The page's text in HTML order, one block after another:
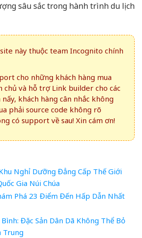
sâu sắc trong hành trình du lịch
này thuộc team Incognito chính
cho những khách hàng mua
chủ và hỗ trợ Link builder cho các
nấy, khách hàng cân nhắc không
phải source code không rõ
có support về sau! Xin cám ơn!
Nghỉ Dưỡng Đẳng Cấp Thế Giới
Gia Núi Chúa
Phá 23 Điểm Đến Hấp Dẫn Nhất
Đặc Sản Dân Dã Không Thể Bỏ
Trung